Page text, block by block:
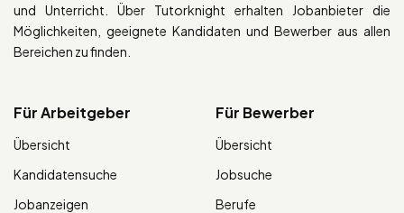
und Unterricht. Über Tutorknight erhalten Jobanbieter die
Möglichkeiten, geeignete Kandidaten und Bewerber aus allen
Bereichen zu finden.
Für Arbeitgeber
Übersicht
Kandidatensuche
Jobanzeigen
Für Bewerber
Übersicht
Jobsuche
Berufe